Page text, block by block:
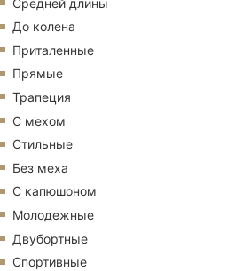
До колена
Приталенные
Прямые
Трапеция
С мехом
Стильные
Без меха
С капюшоном
Молодежные
Двубортные
Спортивные